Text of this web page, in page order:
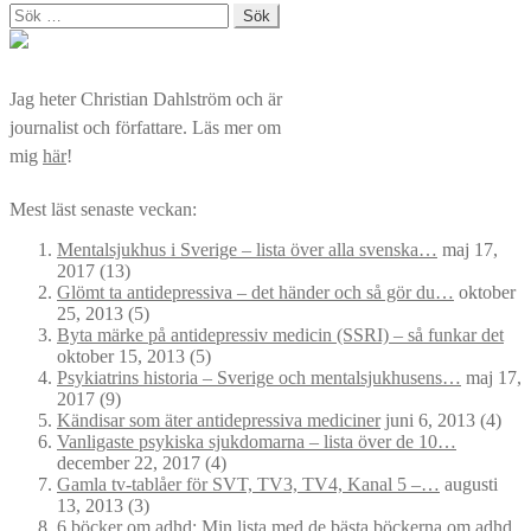
Sök
efter:
Jag heter Christian Dahlström och är
journalist och författare. Läs mer om
mig här!
Mest läst senaste veckan:
Mentalsjukhus i Sverige – lista över alla svenska… maj 17,
2017 (13)
Glömt ta antidepressiva – det händer och så gör du… oktober
25, 2013 (5)
Byta märke på antidepressiv medicin (SSRI) – så funkar det
oktober 15, 2013 (5)
Psykiatrins historia – Sverige och mentalsjukhusens… maj 17,
2017 (9)
Kändisar som äter antidepressiva medicinerjuni 6, 2013 (4)
Vanligaste psykiska sjukdomarna – lista över de 10…
december 22, 2017 (4)
Gamla tv-tablåer för SVT, TV3, TV4, Kanal 5 –… augusti
13, 2013 (3)